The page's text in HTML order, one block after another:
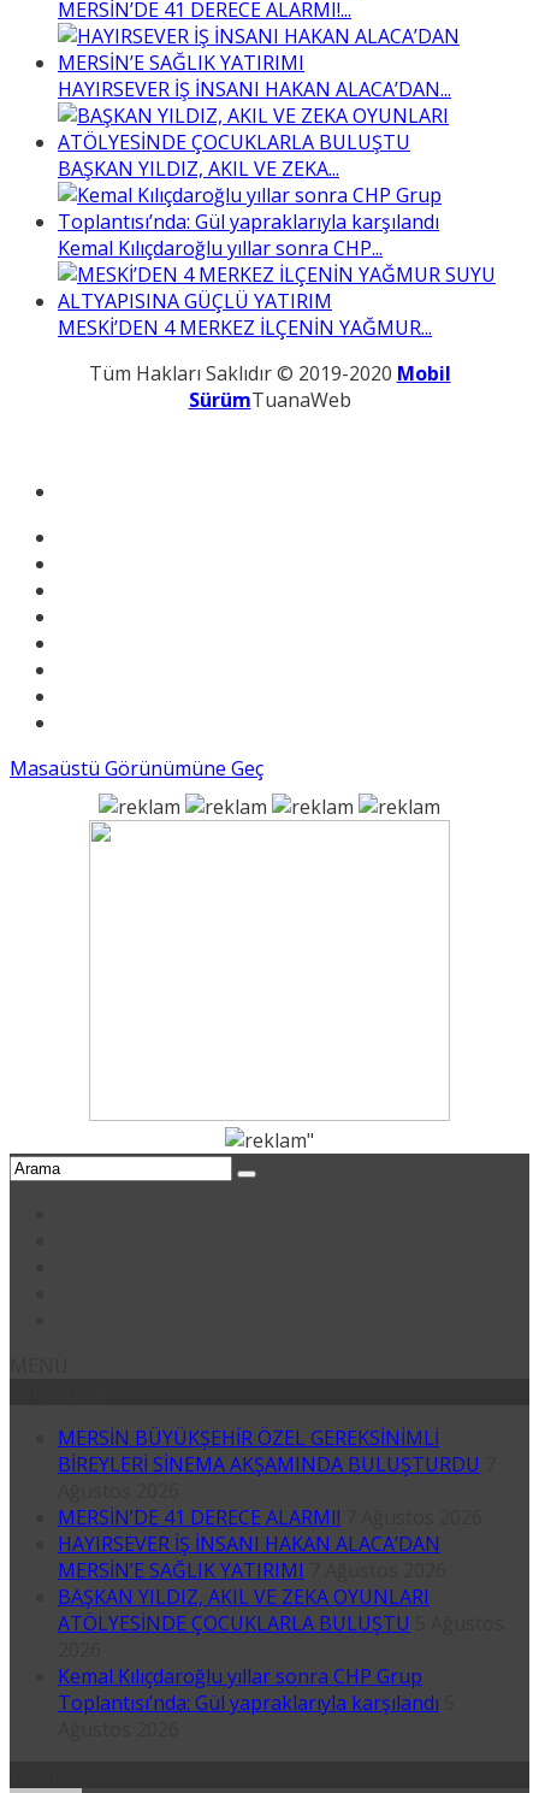
MERSİN’DE 41 DERECE ALARMI!...
HAYIRSEVER İŞ İNSANI HAKAN ALACA’DAN...
BAŞKAN YILDIZ, AKIL VE ZEKA...
Kemal Kılıçdaroğlu yıllar sonra CHP...
MESKİ’DEN 4 MERKEZ İLÇENİN YAĞMUR...
Tüm Hakları Saklıdır © 2019-2020 Mobil
SürümTuanaWeb
Masaüstü Görünümüne Geç
MERSİN BÜYÜKŞEHİR ÖZEL GEREKSİNİMLİ
BİREYLERİ SİNEMA AKŞAMINDA BULUŞTURDU
MERSİN’DE 41 DERECE ALARMI!
HAYIRSEVER İŞ İNSANI HAKAN ALACA’DAN
MERSİN’E SAĞLIK YATIRIMI
BAŞKAN YILDIZ, AKIL VE ZEKA OYUNLARI
ATÖLYESİNDE ÇOCUKLARLA BULUŞTU
Kemal Kılıçdaroğlu yıllar sonra CHP Grup
Toplantısı’nda: Gül yapraklarıyla karşılandı